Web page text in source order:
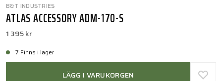
B&T INDUSTRIES
ATLAS ACCESSORY ADM-170-S
1 395 kr
7 Finns i lager
LÄGG I VARUKORGEN